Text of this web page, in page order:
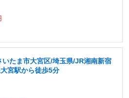
たま市大宮区/埼玉県/JR湘南新宿
宮駅から徒歩5分